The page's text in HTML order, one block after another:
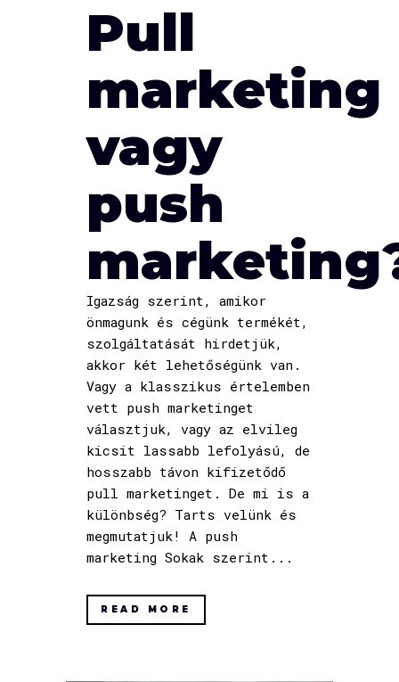
Pull
marketing
vagy
push
Igazság szerint, amikor
önmagunk és cégünk termékét,
szolgáltatását hirdetjük,
akkor két lehetőségünk van.
Vagy a klasszikus értelemben
vett push marketinget
választjuk, vagy az elvileg
kicsit lassabb lefolyású, de
hosszabb távon kifizetődő
pull marketinget. De mi is a
különbség? Tarts velünk és
megmutatjuk! A push
marketing Sokak szerint...
READ MORE